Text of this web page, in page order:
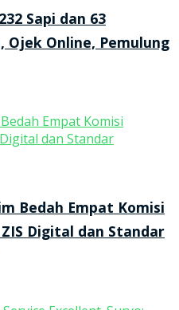
Sapi dan 63
Online, Pemulung
Bedah Empat Komisi
Digital dan Standar